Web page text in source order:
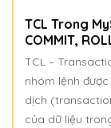
TCL Trong
COMMIT,
TCL –
nhóm lệnh
dịch
của dữ liệu